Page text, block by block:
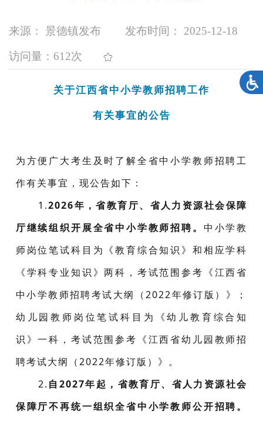
来源： 景德镇发布 发布时间： 2025-12-18
访问量： 612次
关于江西省中小学教师招聘工作
有关事宜的公告
为方便广大考生及时了解全省中小学教师招聘工
作有关事宜，现公告如下：
1.2026年，省教育厅、省人力资源社会保障
厅继续组织开展全省中小学教师招聘。 中小学教
师岗位笔试科目为《教育综合知识》和相应学科
《学科专业知识》两科，考试范围参考《江西省
中小学教师招聘考试大纲（2022年修订版）》；
幼儿园教师岗位笔试科目为《幼儿教育综合知
识》一科，考试范围参考《江西省幼儿园教师招
聘考试大纲（2022年修订版）》。
2. 自2027年起，省教育厅、省人力资源社会
保障厅不再统一组织全省中小学教师公开招聘。